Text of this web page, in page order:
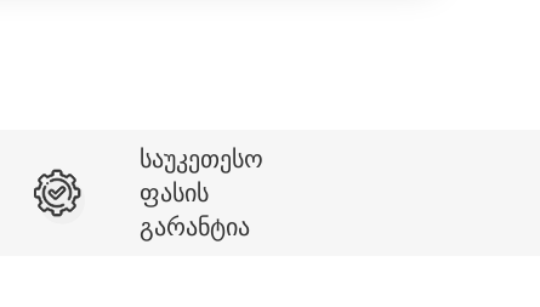
საუკეთესო
ფასის
გარანტია